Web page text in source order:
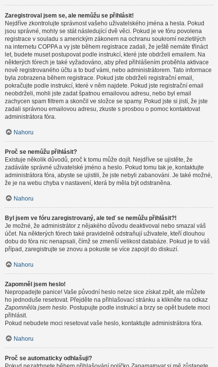
Zaregistroval jsem se, ale nemůžu se přihlásit!
Nejdříve zkontrolujte správnost vašeho uživatelského jména a hesla. Pokud
jsou správné, mohly se stát následující dvě věci. Pokud je ve fóru povolena
registrace v souladu s americkým zákonem na ochranu soukromí nezletilých
na internetu COPPA a vy jste během registrace zadali, že ještě nemáte třináct
let, budete muset postupovat podle instrukcí, které jste obdrželi emailem. Na
některých fórech je také vyžadováno, aby před přihlášením proběhla aktivace
nově registrovaného účtu a to buď vámi, nebo administrátorem. Tato informace
byla zobrazena během registrace. Pokud jste obdrželi registrační email,
pokračujte podle instrukcí, které v něm najdete. Pokud jste registrační email
neobdrželi, mohli jste zadat špatnou emailovou adresu, nebo byl email
zachycen spam filtrem a skončil ve složce se spamy. Pokud jste si jistí, že jste
zadali správnou emailovou adresu, zkuste s prosbou o pomoc kontaktovat
administrátora fóra.
Nahoru
Proč se nemůžu přihlásit?
Existuje několik důvodů, proč k tomu může dojít. Nejdříve se ujistěte, že
zadáváte správné uživatelské jméno a heslo. Pokud tomu tak je, kontaktujte
administrátora fóra, abyste se ujistili, že jste nebyli zabanováni. Je také možné,
že je na webu chyba v nastavení, která by měla být odstraněna.
Nahoru
Byl jsem ve fóru zaregistrovaný, ale teď se nemůžu přihlásit?!
Je možné, že administrátor z nějakého důvodu deaktivoval nebo smazal váš
účet. Na některých fórech také pravidelně odstraňují uživatele, kteří dlouhou
dobu do fóra nic nenapsali, čímž se zmenší velikost databáze. Pokud je to váš
případ, zaregistrujte se znovu a pokuste se více zapojit do diskuzí.
Nahoru
Zapomněl jsem heslo!
Nepropadejte panice! Vaše původní heslo nelze sice získat zpět, ale můžete
ho jednoduše resetovat. Přejděte na přihlašovací stránku a klikněte na odkaz
Zapomněl/a jsem heslo. Postupujte podle instrukcí a brzy se opět budete moci
přihlásit.
Pokud nebudete moci resetovat vaše heslo, kontaktujte administrátora fóra.
Nahoru
Proč se automaticky odhlašuji?